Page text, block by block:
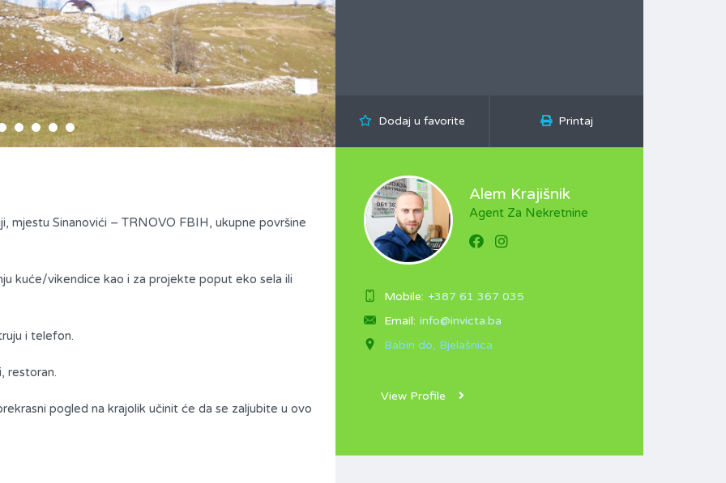
Dodaj u favorite Printaj
mjestu Sinanovići – TRNOVO FBIH, ukupne površine
kuće/vikendice kao i za projekte poput eko sela ili
i telefon.
restoran.
pogled na krajolik učinit će da se zaljubite u ovo
Alem Krajišnik
Agent Za Nekretnine
Mobile: +387 61 367 035
Email: info@invicta.ba
Babin do, Bjelašnica
View Profile